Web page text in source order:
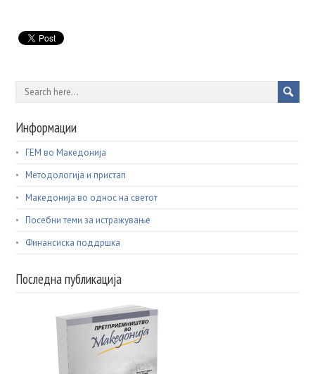
Информации
ГЕМ во Македонија
Методологија и пристап
Македонија во однос на светот
Посебни теми за истражување
Финансиска поддршка
Последна публикација